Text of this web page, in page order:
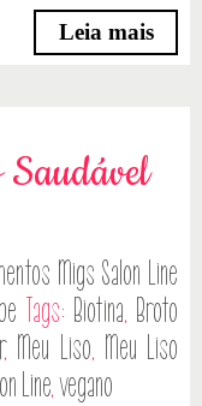
Leia mais
Saudável
Migs Salon Line
Tags: Biotina, Broto
, Meu Liso, Meu Liso
Line,vegano